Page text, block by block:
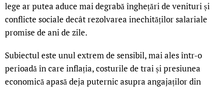
lege ar putea aduce mai degrabă înghețări de venituri și
conflicte sociale decât rezolvarea inechităților salariale
promise de ani de zile.
Subiectul este unul extrem de sensibil, mai ales într-o
perioadă în care inflația, costurile de trai și presiunea
economică apasă deja puternic asupra angajaților din